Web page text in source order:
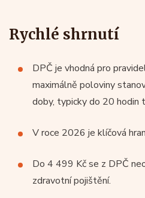
Rychlé shrnutí
DPČ je vhodná pro
maximálně poloviny
doby, typicky do 20 hodin
V roce 2026 je klíčová
Do 4 499 Kč se z DPČ
zdravotní pojištění.